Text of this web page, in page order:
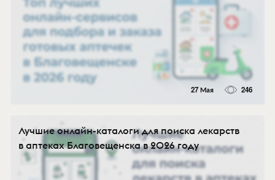
27 Мая 246
Лучшие онлайн-каталоги для поиска лекарств
в аптеках Благовещенска в 2026 году